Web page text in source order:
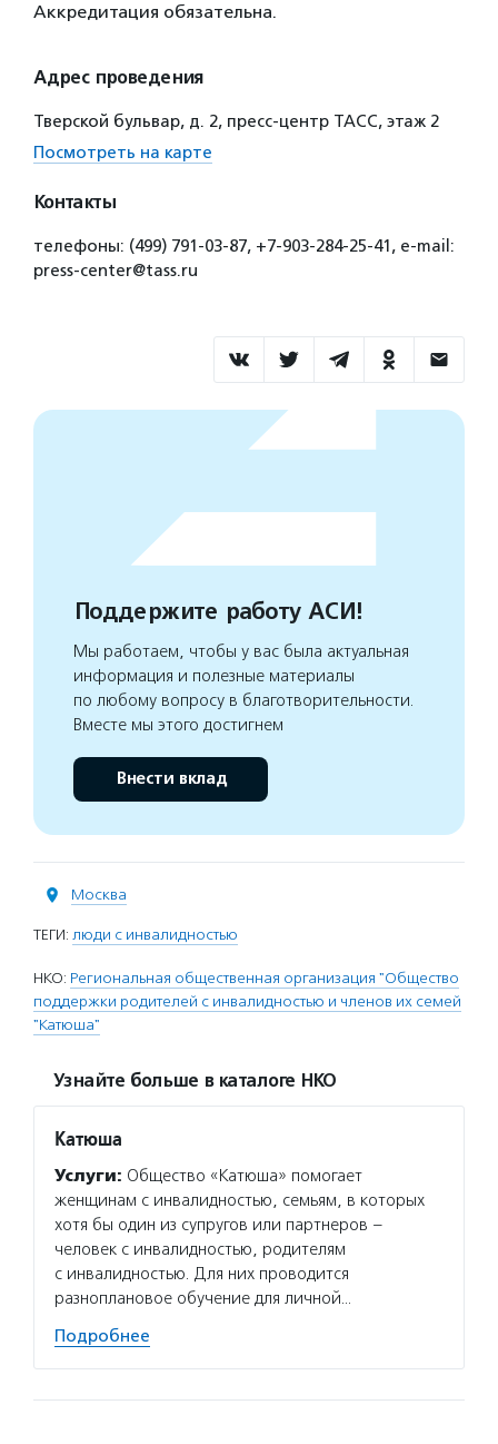
Аккредитация обязательна.
Адрес проведения
Тверской бульвар, д. 2, пресс-центр ТАСС, этаж 2
Посмотреть на карте
Контакты
телефоны: (499) 791-03-87, +7-903-284-25-41, e-mail:
press-center@tass.ru
Поддержите работу АСИ!
Мы работаем, чтобы у вас была актуальная
информация и полезные материалы
по любому вопросу в благотворительности.
Вместе мы этого достигнем
Внести вклад
Москва
ТЕГИ: люди с инвалидностью
НКО: Региональная общественная организация "Общество
поддержки родителей с инвалидностью и членов их семей
"Катюша"
Узнайте больше в каталоге НКО
Катюша
Услуги: Общество «Катюша» помогает
женщинам с инвалидностью, семьям, в которых
хотя бы один из супругов или партнеров –
человек с инвалидностью, родителям
с инвалидностью. Для них проводится
разноплановое обучение для личной…
Подробнее